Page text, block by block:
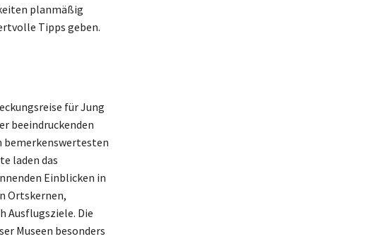
planmäßig
Tipps geben.
für Jung
beeindruckenden
bemerkenswertesten
laden das
Einblicken in
Ortskernen,
Ausflugsziele. Die
Museen besonders